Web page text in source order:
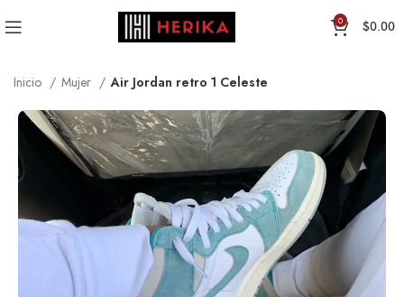
0 $0.00
Inicio Mujer Air Jordan retro 1 Celeste